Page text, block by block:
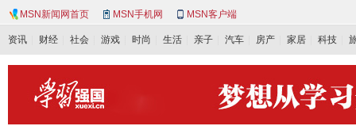
MSN新闻网首页 MSN手机网 MSN客户端
资讯 财经 社会 游戏 时尚 生活 亲子 汽车 房产 家居 科技